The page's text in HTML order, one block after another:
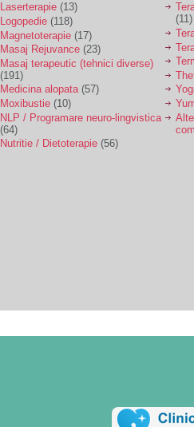
Laserterapie (13)
Logopedie (118)
Magnetoterapie (17)
Masaj Rejuvance (23)
Masaj terapeutic (tehnici diverse)
(191)
Medicina alopata(57)
Moxibustie (10)
NLP / Programare neuro-lingvistica
(64)
Nutritie / Dietoterapie (56)
(11)